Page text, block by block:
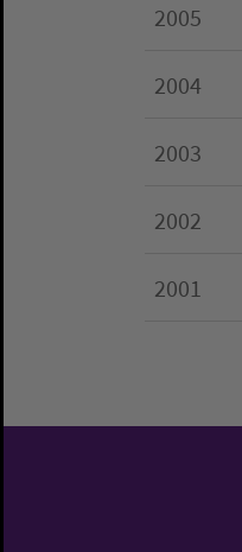
2005
2004
2003
2002
2001